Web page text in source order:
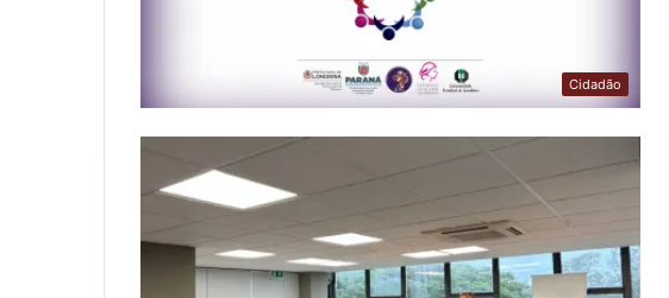
Cidadão